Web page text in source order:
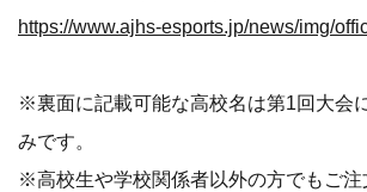
※裏面に記載可能な高校名は第1回大会
みです。
※高校生や学校関係者以外の方でもご注